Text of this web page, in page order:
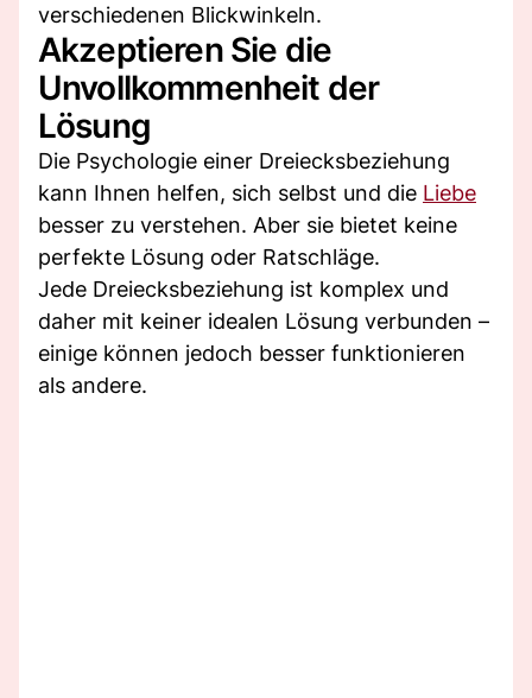
verschiedenen Blickwinkeln.
Akzeptieren Sie die
Unvollkommenheit der
Lösung
Die Psychologie einer Dreiecksbeziehung
kann Ihnen helfen, sich selbst und die Liebe
besser zu verstehen. Aber sie bietet keine
perfekte Lösung oder Ratschläge.
Jede Dreiecksbeziehung ist komplex und
daher mit keiner idealen Lösung verbunden –
einige können jedoch besser funktionieren
als andere.